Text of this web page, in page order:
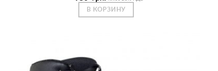
В КОРЗИНУ